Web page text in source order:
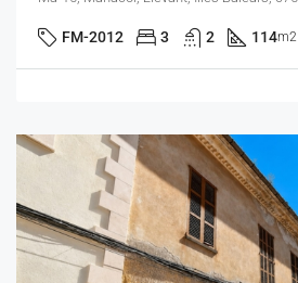
FM-2012 3 2 114m2